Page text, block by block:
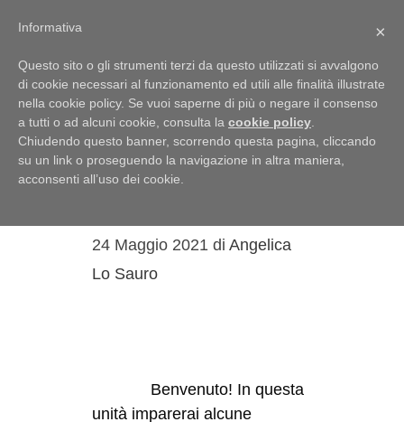
Menu
cinque sensi
Modi di dire… col
24 Maggio 2021 diAngelica
Lo Sauro
Benvenuto! In questa
unità imparerai alcune
×
Informativa
Questo sito o gli strumenti terzi da questo utilizzati si avvalgono
di cookie necessari al funzionamento ed utili alle finalità illustrate
nella cookie policy. Se vuoi saperne di più o negare il consenso
a tutti o ad alcuni cookie, consulta la cookie policy
Chiudendo questo banner, scorrendo questa pagina, cliccando
su un link o proseguendo la navigazione in altra maniera,
acconsenti all’uso dei cookie.